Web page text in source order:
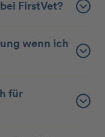
FirstVet?
wenn ich
für